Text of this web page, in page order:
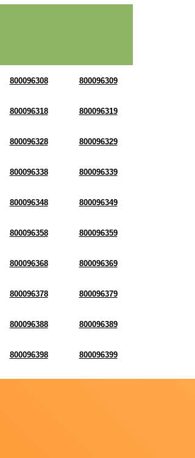
800096308 800096309
800096318 800096319
800096328 800096329
800096338 800096339
800096348 800096349
800096358 800096359
800096368 800096369
800096378 800096379
800096388 800096389
800096398 800096399